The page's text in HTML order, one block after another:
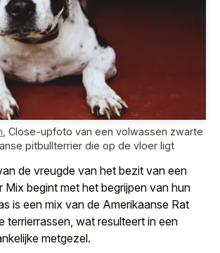
Close-upfoto van een volwassen zwarte
pitbullterrier die op de vloer ligt
de vreugde van het bezit van een
Mix begint met het begrijpen van hun
is een mix van de Amerikaanse Rat
terrierrassen, wat resulteert in een
metgezel.